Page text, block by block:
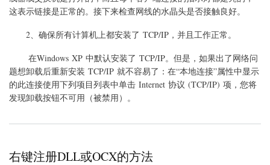
这表示链接是正常的。接下来检查网线的水晶头是否接触良好。
2、确保所有计算机上都安装了 TCP/IP，并且工作正常。
在Windows XP 中默认安装了 TCP/IP。但是，如果出了网络问
题想卸载后重新安装 TCP/IP 就不容易了：在“本地连接”属性中显示
的此连接使用下列项目列表中单击 Internet 协议 (TCP/IP) 项，您将
发现卸载按钮不可用（被禁用）。
右键注册DLL或OCX的方法